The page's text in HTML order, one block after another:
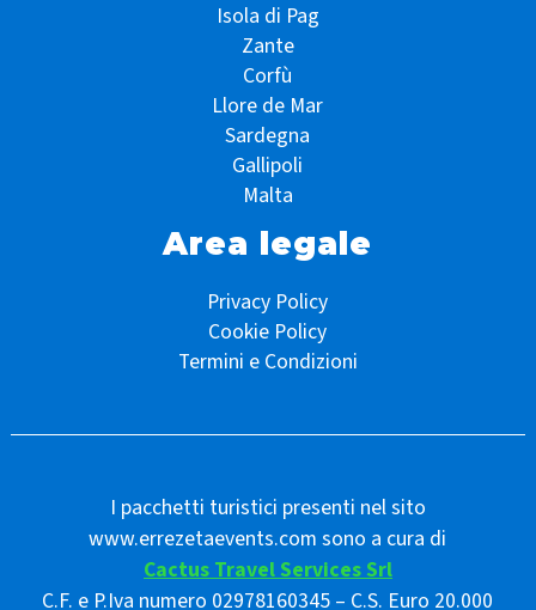
Isola di Pag
Zante
Corfù
Llore de Mar
Sardegna
Gallipoli
Malta
Area legale
Privacy Policy
Cookie Policy
Termini e Condizioni
I pacchetti turistici presenti nel sito
www.errezetaevents.com sono a cura di
Cactus Travel Services Srl
C.F. e P.Iva numero 02978160345 – C.S. Euro 20.000